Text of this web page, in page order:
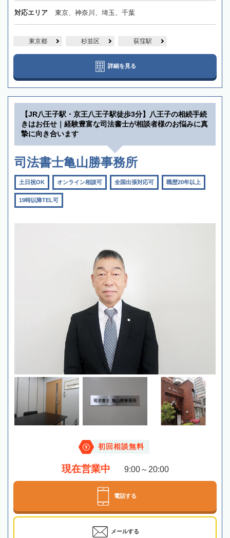
対応エリア 東京、神奈川、埼玉、千葉
東京都 杉並区 荻窪駅
詳細を見る
【JR八王子駅・京王八王子駅徒歩3分】八王子の相続手続
きはお任せ｜経験豊富な司法書士が相談者様のお悩みに真
摯に向き合います
司法書士亀山勝事務所
土日祝OK オンライン相談可 全国出張対応可 職歴20年以上
19時以降TEL可
初回相談無料
現在営業中 9:00～20:00
電話する
メールする